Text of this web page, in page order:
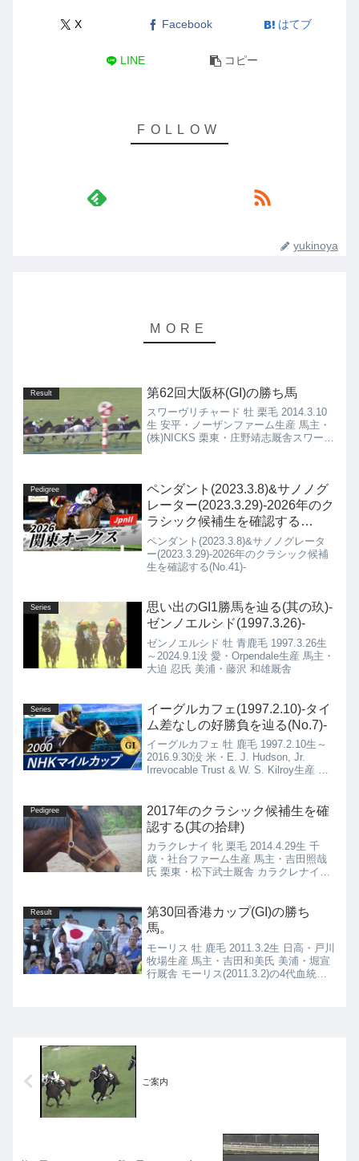
X Facebook はてブ
LINE コピー
yukinoya
Result 第62回大阪杯(GI)の勝ち馬
スワーヴリチャード 牡 栗毛 2014.3.10
生 安平・ノーザンファーム生産 馬主・
(株)NICKS 栗東・庄野靖志厩舎スワーヴ
Pedigree
ペンダント(2023.3.8)&サノノグ
レーター(2023.3.29)-2026年のク
ラシック候補生を確認する
(No.41)-
ペンダント(2023.3.8)&サノノグレータ
ー(2023.3.29)-2026年のクラシック候補
生を確認する(No.41)-
Series
思い出のGI1勝馬を辿る(其の玖)-
ゼンノエルシド(1997.3.26)-
ゼンノエルシド 牡 青鹿毛 1997.3.26生
～2024.9.1没 愛・Orpendale生産 馬主・
大迫 忍氏 美浦・藤沢 和雄厩舎
Series
イーグルカフェ(1997.2.10)-タイ
ム差なしの好勝負を辿る(No.7)-
イーグルカフェ 牡 鹿毛 1997.2.10生～
2016.9.30没 米・E. J. Hudson, Jr.
Irrevocable Trust & W. S. Kilroy生産 馬
Pedigree
2017年のクラシック候補生を確
認する(其の拾肆)
カラクレナイ 牝 栗毛 2014.4.29生 千
歳・社台ファーム生産 馬主・吉田照哉
氏 栗東・松下武士厩舎 カラクレナイ
Singspiel...
Result
第30回香港カップ(GI)の勝ち
馬。
モーリス 牡 鹿毛 2011.3.2生 日高・戸川
牧場生産 馬主・吉田和美氏 美浦・堀宣
行厩舎 モーリス(2011.3.2)の4代血統表
ご案内